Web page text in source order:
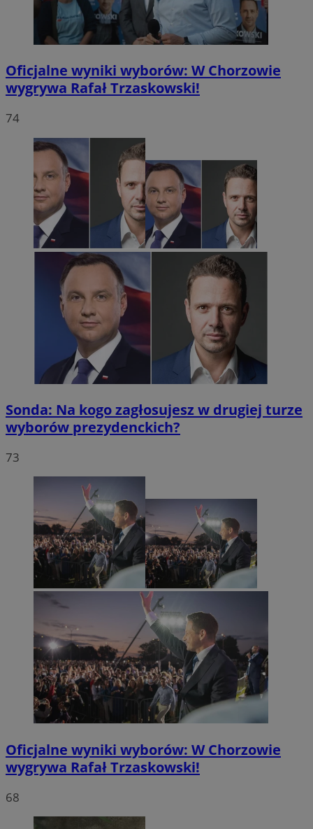
Oficjalne wyniki wyborów: W Chorzowie
wygrywa Rafał Trzaskowski!
74
Sonda: Na kogo zagłosujesz w drugiej turze
wyborów prezydenckich?
73
Oficjalne wyniki wyborów: W Chorzowie
wygrywa Rafał Trzaskowski!
68